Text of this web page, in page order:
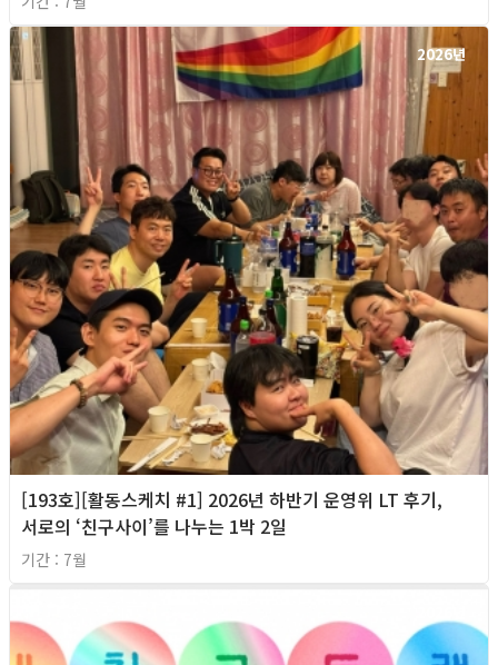
2026년
[193호][활동스케치 #1] 2026년 하반기 운영위 LT 후기,
서로의 ‘친구사이’를 나누는 1박 2일
기간 : 7월